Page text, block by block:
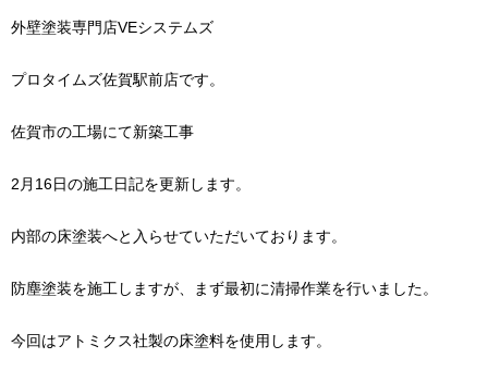
外壁塗装専門店VEシステムズ
プロタイムズ佐賀駅前店です。
佐賀市の工場にて新築工事
2月16日の施工日記を更新します。
内部の床塗装へと入らせていただいております。
防塵塗装を施工しますが、まず最初に清掃作業を行いました。
今回はアトミクス社製の床塗料を使用します。